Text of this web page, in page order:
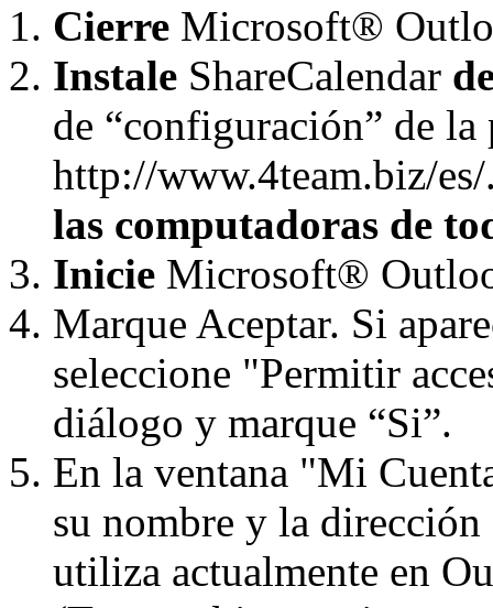
Cierre Microsoft®
Instale ShareCalendar
de “configuración” de
http://www.4team.biz/
las computadoras de
Inicie Microsoft®
Marque Aceptar. Si
seleccione "Permitir
diálogo y marque “Si”.
En la ventana "Mi
su nombre y la
utiliza actualmente en